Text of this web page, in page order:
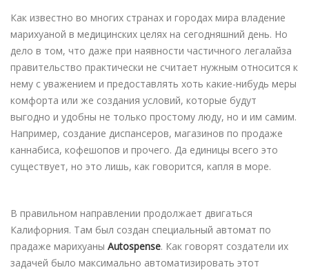
Как известно во многих странах и городах мира владение
марихуаной в медицинских целях на сегодняшний день. Но
дело в том, что даже при наявности частичного легалайза
правительство практически не считает нужным относится к
нему с уважением и предоставлять хоть какие-нибудь меры
комфорта или же создания условий, которые будут
выгодно и удобны не только простому люду, но и им самим.
Например, создание диспансеров, магазинов по продаже
каннабиса, кофешопов и прочего. Да единицы всего это
существует, но это лишь, как говорится, капля в море.
В правильном направлении продолжает двигаться
Калифорния. Там был создан специальный автомат по
прадаже марихуаны Autospense. Как говорят создатели их
задачей было максимально автоматизировать этот